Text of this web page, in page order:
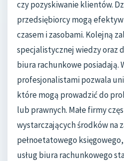
czy pozyskiwanie klientów.
przedsiębiorcy mogą
czasem i zasobami. Kolejną
specjalistycznej wiedzy oraz
biura rachunkowe posiadają.
profesjonalistami pozwala
które mogą prowadzić do
lub prawnych. Małe firmy
wystarczających środków na
pełnoetatowego
usług biura rachunkowego